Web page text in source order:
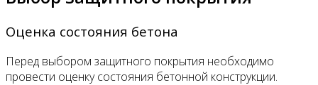
Оценка состояния бетона
Перед выбором защитного покрытия необходимо
провести оценку состояния бетонной конструкции.